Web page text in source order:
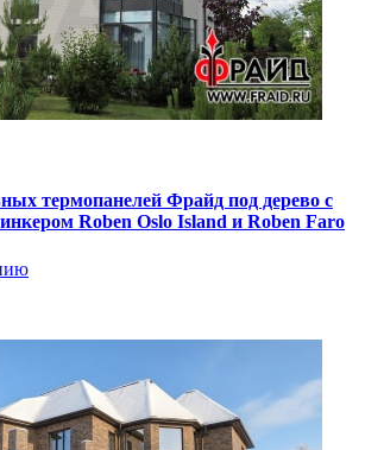
термопанелей Фрайд под дерево с
Roben Oslo Island и Roben Faro